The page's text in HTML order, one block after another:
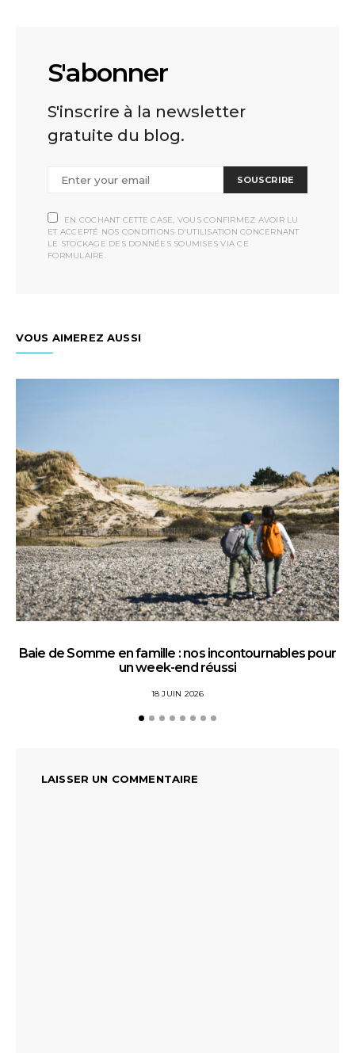
S'abonner
S'inscrire à la newsletter
gratuite du blog.
SOUSCRIRE
EN COCHANT CETTE CASE, VOUS CONFIRMEZ AVOIR LU
ET ACCEPTÉ NOS CONDITIONS D'UTILISATION CONCERNANT
LE STOCKAGE DES DONNÉES SOUMISES VIA CE
FORMULAIRE.
VOUS AIMEREZ AUSSI
Baie de Somme en famille : nos incontournables pour
un week-end réussi
18 JUIN 2026
LAISSER UN COMMENTAIRE